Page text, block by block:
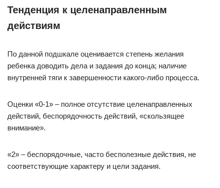
Тенденция к целенаправленным
действиям
По данной подшкале оценивается степень желания
ребенка доводить дела и задания до конца; наличие
внутренней тяги к завершенности какого-либо процесса.
Оценки «0-1» – полное отсутствие целенаправленных
действий, беспорядочность действий, «скользящее
внимание».
«2» – беспорядочные, часто бесполезные действия, не
соответствующие характеру и цели задания.